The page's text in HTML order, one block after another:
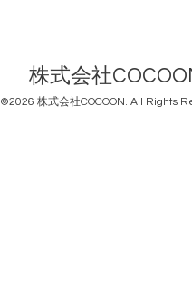
株式会社
©2026 株式会社COCOON . All Rights